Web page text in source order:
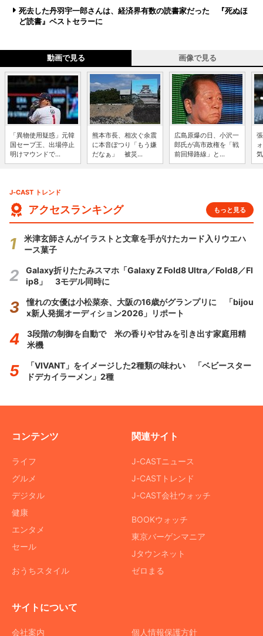
死去した丹羽宇一郎さんは、経済界有数の読書家だった 『死ぬほ
ど読書』ベストセラーに
動画で見る 画像で見る
「異物使用疑惑」元韓
国セーブ王、出場停止
明けマウンドで...
熊本市長、相次ぐ余震
に本音ぽつり「もう嫌
だなぁ」 被災...
広島原爆の日、小沢一
郎氏が高市政権を「戦
前回帰路線」と...
J-CAST トレンド
アクセスランキング もっと見る
米津玄師さんがイラストと文章を手がけたカード入りウエハ
ース菓子
Galaxy折りたたみスマホ「Galaxy Z Fold8 Ultra／Fold8／Fl
ip8」 3モデル同時に
憧れの女優は小松菜奈、大阪の16歳がグランプリに 「bijou
x新人発掘オーディション2026」リポート
3段階の制御を自動で 米の香りや甘みを引き出す家庭用精
米機
「VIVANT」をイメージした2種類の味わい 「ベビースター
ドデカイラーメン」2種
コンテンツ
ライフ
グルメ
デジタル
健康
エンタメ
セール
おうちスタイル
関連サイト
J-CASTニュース
J-CASTトレンド
J-CAST会社ウォッチ
BOOKウォッチ
東京バーゲンマニア
Jタウンネット
ゼロまる
サイトについて
会社案内 個人情報保護方針